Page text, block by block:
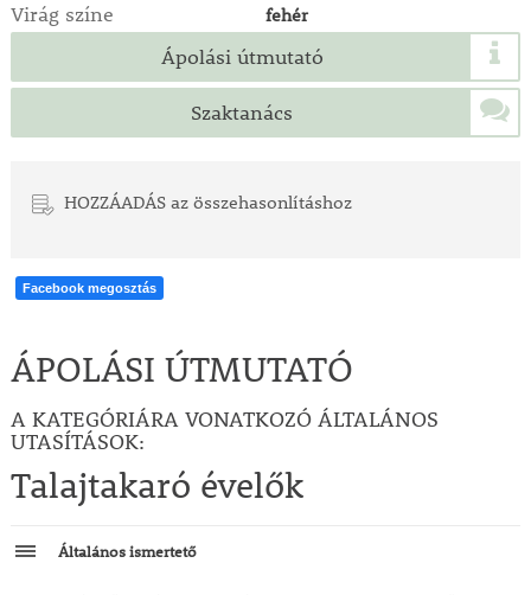
Virág színe fehér
Ápolási útmutató
Szaktanács
HOZZÁADÁS az összehasonlításhoz
Facebook megosztás
ÁPOLÁSI ÚTMUTATÓ
A KATEGÓRIÁRA VONATKOZÓ ÁLTALÁNOS
UTASÍTÁSOK:
Talajtakaró évelők
Általános ismertető